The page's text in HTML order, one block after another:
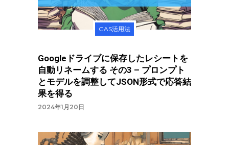
GAS活用法
Googleドライブに保存したレシートを
自動リネームする その3 – プロンプト
とモデルを調整してJSON形式で応答結
果を得る
2024年1月20日